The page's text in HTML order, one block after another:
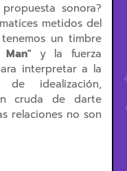
sonora?
metidos del
un timbre
Man" y la fuerza
interpretar a la
idealización,
cruda de darte
relaciones no son